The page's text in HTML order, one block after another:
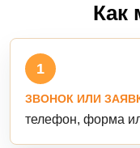
Как
1
ЗВОНОК ИЛИ
телефон, форма